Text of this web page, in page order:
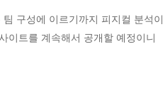
구성에 이르기까지 피지컬 분석이
이트를 계속해서 공개할 예정이니